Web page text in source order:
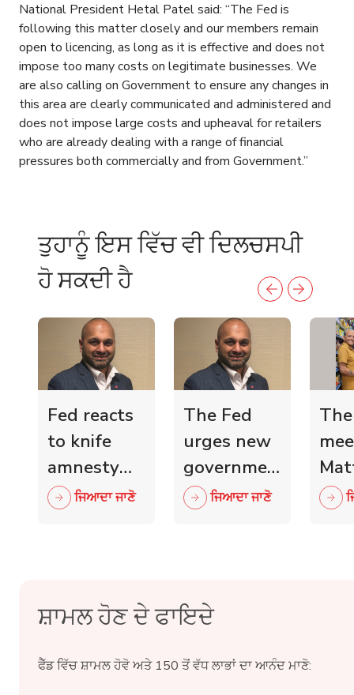
National President Hetal Patel said: “The Fed is
following this matter closely and our members remain
open to licencing, as long as it is effective and does not
impose too many costs on legitimate businesses. We
are also calling on Government to ensure any changes in
this area are clearly communicated and administered and
does not impose large costs and upheaval for retailers
who are already dealing with a range of financial
pressures both commercially and from Government.”
ਤੁਹਾਨੂੰ ਇਸ ਵਿੱਚ ਵੀ ਦਿਲਚਸਪੀ
ਹੋ ਸਕਦੀ ਹੈ
Fed reacts
to knife
amnesty
and knife
surrendered
ਜਿਆਦਾ ਜਾਣੋ
The Fed
urges new
government
ministers
retailers
ਜਿਆਦਾ ਜਾਣੋ
ਸ਼ਾਮਲ ਹੋਣ ਦੇ ਫਾਇਦੇ
ਫੈੱਡ ਵਿੱਚ ਸ਼ਾਮਲ ਹੋਵੋ ਅਤੇ 150 ਤੋਂ ਵੱਧ ਲਾਭਾਂ ਦਾ ਆਨੰਦ ਮਾਣੋ: